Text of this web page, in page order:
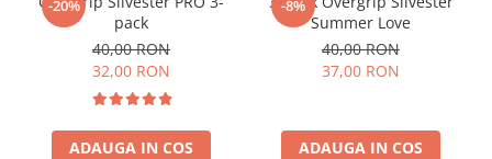
-20%
pack
40,00 RON
32,00 RON
ADAUGA IN COS
-8%
Summer Love
40,00 RON
37,00 RON
ADAUGA IN COS